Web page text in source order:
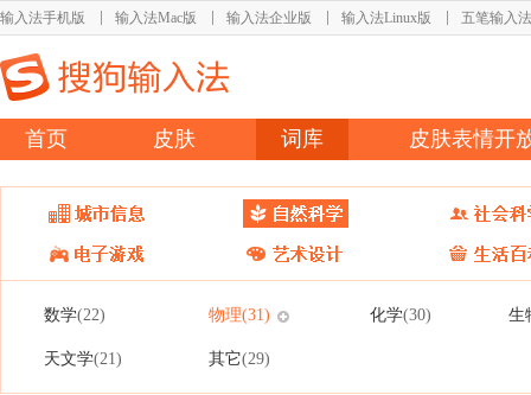
输入法手机版 输入法Mac版 输入法企业版 输入法Linux版 五笔输入法
首页 皮肤 词库 皮肤表情开
数学(22) 物理(31) 化学(30) 生
天文学(21) 其它(29)